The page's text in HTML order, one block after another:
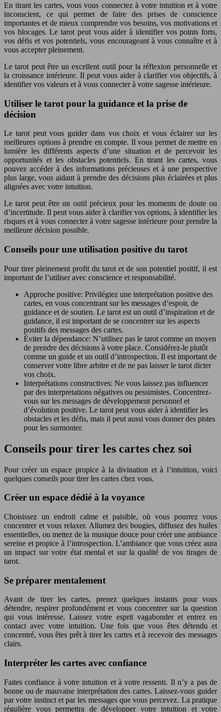
En tirant les cartes, vous vous connectez à votre intuition et à votre
inconscient, ce qui permet de faire des prises de conscience
importantes et de mieux comprendre vos besoins, vos motivations et
vos blocages. Le tarot peut vous aider à identifier vos points forts,
vos défis et vos potentiels, vous encourageant à vous connaître et à
vous accepter pleinement.
Le tarot peut être un excellent outil pour la réflexion personnelle et
la croissance intérieure. Il peut vous aider à clarifier vos objectifs, à
identifier vos valeurs et à vous connecter à votre sagesse intérieure.
Utiliser le tarot pour la guidance et la prise de
décision
Le tarot peut vous guider dans vos choix et vous éclairer sur les
meilleures options à prendre en compte. Il vous permet de mettre en
lumière les différents aspects d’une situation et de percevoir les
opportunités et les obstacles potentiels. En tirant les cartes, vous
pouvez accéder à des informations précieuses et à une perspective
plus large, vous aidant à prendre des décisions plus éclairées et plus
alignées avec votre intuition.
Le tarot peut être un outil précieux pour les moments de doute ou
d’incertitude. Il peut vous aider à clarifier vos options, à identifier les
risques et à vous connecter à votre sagesse intérieure pour prendre la
meilleure décision possible.
Conseils pour une utilisation positive du tarot
Pour tirer pleinement profit du tarot et de son potentiel positif, il est
important de l’utiliser avec conscience et responsabilité.
Approche positive: Privilégiez une interprétation positive des
cartes, en vous concentrant sur les messages d’espoir, de
guidance et de soutien. Le tarot est un outil d’inspiration et de
guidance, il est important de se concentrer sur les aspects
positifs des messages des cartes.
Éviter la dépendance: N’utilisez pas le tarot comme un moyen
de prendre des décisions à votre place. Considérez-le plutôt
comme un guide et un outil d’introspection. Il est important de
conserver votre libre arbitre et de ne pas laisser le tarot dicter
vos choix.
Interprétations constructives: Ne vous laissez pas influencer
par des interpretations négatives ou pessimistes. Concentrez-
vous sur les messages de développement personnel et
d’évolution positive. Le tarot peut vous aider à identifier les
obstacles et les défis, mais il peut aussi vous donner des pistes
pour les surmonter.
Conseils pour tirer les cartes chez soi
Pour créer un espace propice à la divination et à l’intuition, voici
quelques conseils pour tirer les cartes chez vous.
Créer un espace dédié à la voyance
Choisissez un endroit calme et paisible, où vous pourrez vous
concentrer et vous relaxer. Allumez des bougies, diffusez des huiles
essentielles, ou mettez de la musique douce pour créer une ambiance
sereine et propice à l’introspection. L’ambiance que vous créez aura
un impact sur votre état mental et sur la qualité de vos tirages de
tarot.
Se préparer mentalement
Avant de tirer les cartes, prenez quelques instants pour vous
détendre, respirer profondément et vous concentrer sur la question
qui vous intéresse. Laissez votre esprit vagabonder et entrez en
contact avec votre intuition. Une fois que vous êtes détendu et
concentré, vous êtes prêt à tirer les cartes et à recevoir des messages
clairs.
Interpréter les cartes avec confiance
Faites confiance à votre intuition et à votre ressenti. Il n’y a pas de
bonne ou de mauvaise interprétation des cartes. Laissez-vous guider
par votre instinct et par les messages que vous percevez. La pratique
régulière vous permettra de développer votre intuition et votre